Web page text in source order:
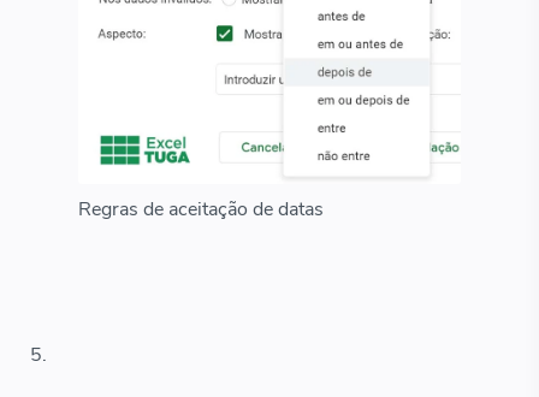
Regras de aceitação de datas
5.